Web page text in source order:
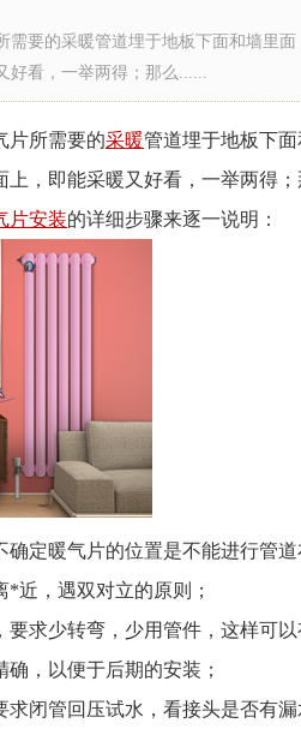
要的采暖管道埋于地板下面和墙里面
好看，一举两得；那么......
片所需要的采暖管道埋于地板下
，即能采暖又好看，一举两得
片安装的详细步骤来逐一说明：
定暖气片的位置是不能进行管
近，遇双对立的原则；
求少转弯，少用管件，这样可
，以便于后期的安装；
闭管回压试水，看接头是否有